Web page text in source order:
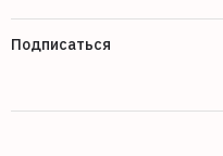
Подписаться